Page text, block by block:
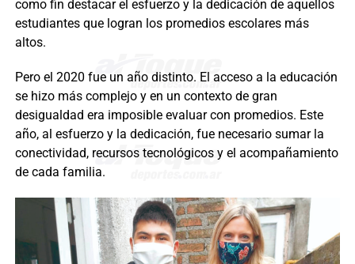
como fin destacar el esfuerzo y la dedicación de aquellos
estudiantes que logran los promedios escolares más
altos.
Pero el 2020 fue un año distinto. El acceso a la educación
se hizo más complejo y en un contexto de gran
desigualdad era imposible evaluar con promedios. Este
año, al esfuerzo y la dedicación, fue necesario sumar la
conectividad, recursos tecnológicos y el acompañamiento
de cada familia.